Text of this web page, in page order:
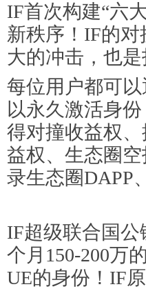
IF首次构建“六
新秩序！IF的
大的冲击，也
每位用户都可
以永久激活身
得对撞收益权
益权、生态圈
录生态圈DAPP
IF超级联合国公
个月150-200万
UE的身份！IF